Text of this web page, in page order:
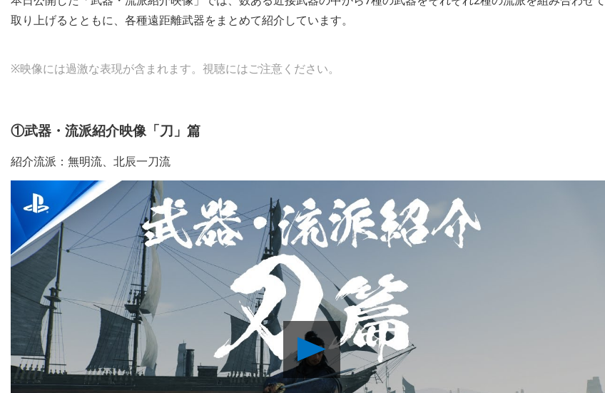
取り上げるとともに、各種遠距離武器をまとめて紹介しています。
※映像には過激な表現が含まれます。視聴にはご注意ください。
①武器・流派紹介映像「刀」篇
紹介流派：無明流、北辰一刀流
Play
Video